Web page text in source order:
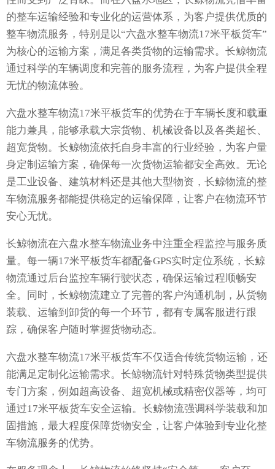
的整车运输经验和专业化的运营体系，为客户提供优质的
整车物流服务，特别是以“六盘水整车物流17米平板货车”
为核心的运输方案，满足各类货物的运输需求。长鲸物流
通过科学的车辆调度和完善的服务流程，为客户提供全程
无忧的物流体验。
六盘水整车物流17米平板货车的优势在于车辆长度和载重
能力兼具，能够承载大宗货物、机械设备以及各类超长、
超宽货物。长鲸物流依托自身丰富的行业经验，为客户量
身定制运输方案，确保每一次货物运输都安全高效。无论
是工业设备、建筑材料还是其他大型物资，长鲸物流的整
车物流服务都能提供稳定的运输保障，让客户在物流环节
安心无忧。
长鲸物流在六盘水整车物流业务中注重全程监控与服务质
量。每一辆17米平板货车都配备GPS实时定位系统，长鲸
物流通过后台监控车辆行驶状态，确保运输过程顺畅安
全。同时，长鲸物流建立了完善的客户沟通机制，从货物
装载、运输到卸货的每一个环节，都有专属客服进行跟
踪，确保客户随时掌握货物动态。
六盘水整车物流17米平板货车不仅适合传统货物运输，还
能满足定制化运输需求。长鲸物流针对特殊货物类型提供
专门方案，例如超高设备、超宽机械或精密仪器等，均可
通过17米平板货车安全运输。长鲸物流强调科学装载和加
固措施，最大程度保障货物安全，让客户体验到专业化整
车物流服务的优势。